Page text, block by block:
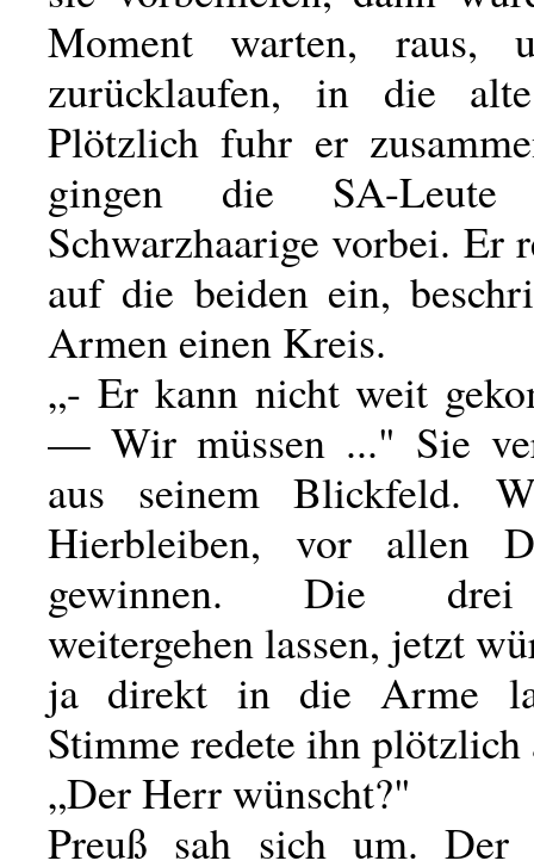
Moment warten, raus,
zurücklaufen, in die
Plötzlich fuhr er
gingen die SA-
Schwarzhaarige vorbei. Er
auf die beiden ein,
Armen einen Kreis.
„- Er kann nicht weit
— Wir müssen ..." Sie
aus seinem Blickfeld.
Hierbleiben, vor allen
gewinnen. Die drei
weitergehen lassen, jetzt
ja direkt in die Arme
Stimme redete ihn plötzlich
„Der Herr wünscht?"
Preuß sah sich um. Der